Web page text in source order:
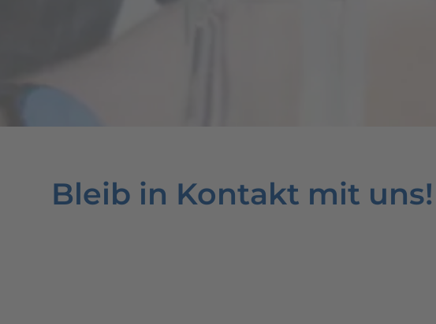
Bleib in Kontakt mit uns!